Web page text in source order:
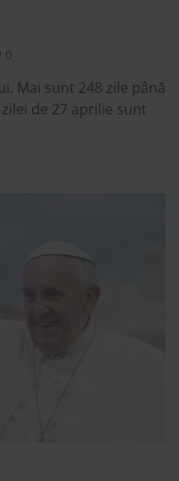
0
Mai sunt 248 zile până
de 27 aprilie sunt